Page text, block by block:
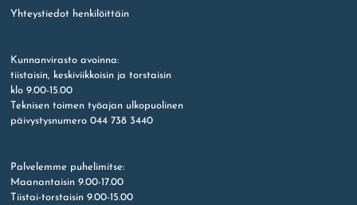
Yhteystiedot henkilöittäin
Kunnanvirasto avoinna:
tiistaisin, keskiviikkoisin ja torstaisin
klo 9.00-15.00
Teknisen toimen työajan ulkopuolinen
päivystysnumero 044 738 3440
Palvelemme puhelimitse:
Maanantaisin 9.00-17.00
Tiistai-torstaisin 9.00-15.00